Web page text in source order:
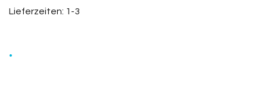
Lieferzeiten: 1-3
.